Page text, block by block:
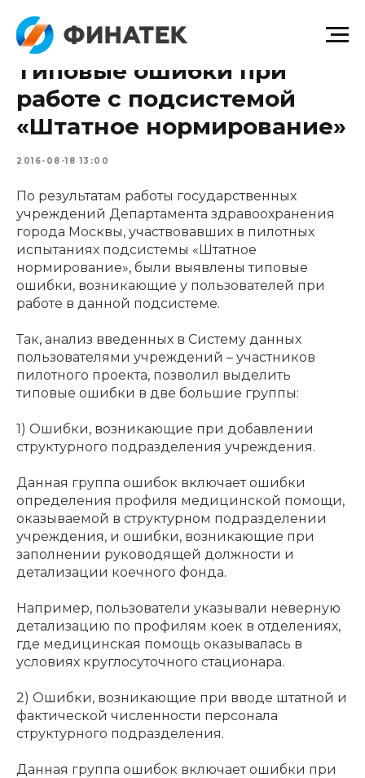
Типовые ошибки при
работе с подсистемой
«Штатное нормирование»
2016-08-18 13:00
По результатам работы государственных
учреждений Департамента здравоохранения
города Москвы, участвовавших в пилотных
испытаниях подсистемы «Штатное
нормирование», были выявлены типовые
ошибки, возникающие у пользователей при
работе в данной подсистеме.
Так, анализ введенных в Систему данных
пользователями учреждений – участников
пилотного проекта, позволил выделить
типовые ошибки в две большие группы:
1) Ошибки, возникающие при добавлении
структурного подразделения учреждения.
Данная группа ошибок включает ошибки
определения профиля медицинской помощи,
оказываемой в структурном подразделении
учреждения, и ошибки, возникающие при
заполнении руководящей должности и
детализации коечного фонда.
Например, пользователи указывали неверную
детализацию по профилям коек в отделениях,
где медицинская помощь оказывалась в
условиях круглосуточного стационара.
2) Ошибки, возникающие при вводе штатной и
фактической численности персонала
структурного подразделения.
Данная группа ошибок включает ошибки при